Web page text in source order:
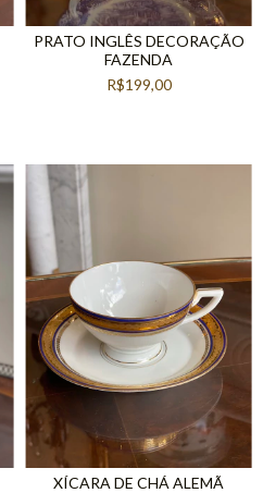
PRATO INGLÊS DECORAÇÃO
FAZENDA
R$199,00
XÍCARA DE CHÁ ALEMÃ